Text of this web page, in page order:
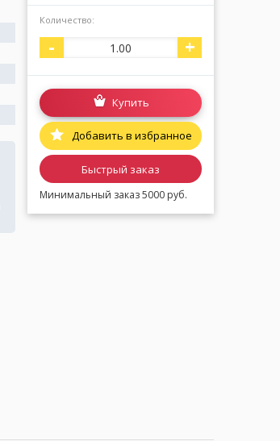
Количество:
- +
Купить
Добавить в избранное
Быстрый заказ
Минимальный заказ 5000 руб.